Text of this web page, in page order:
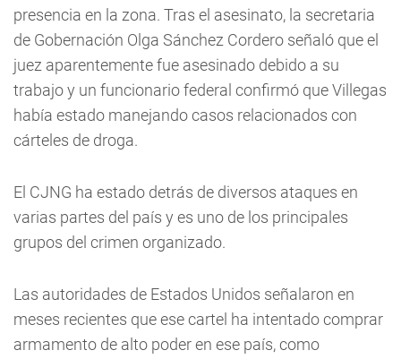
presencia en la zona. Tras el asesinato, la secretaria
de Gobernación Olga Sánchez Cordero señaló que el
juez aparentemente fue asesinado debido a su
trabajo y un funcionario federal confirmó que Villegas
había estado manejando casos relacionados con
cárteles de droga.
El CJNG ha estado detrás de diversos ataques en
varias partes del país y es uno de los principales
grupos del crimen organizado.
Las autoridades de Estados Unidos señalaron en
meses recientes que ese cartel ha intentado comprar
armamento de alto poder en ese país, como